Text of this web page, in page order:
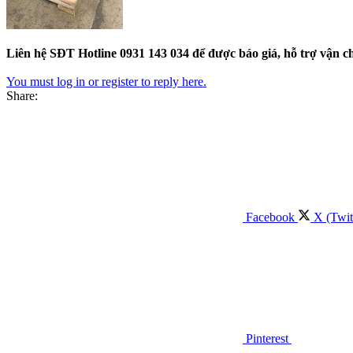
Liên hệ SĐT Hotline 0931 143 034 để được báo giá, hỗ trợ vận
You must log in or register to reply here.
Share:
Facebook X
Pinterest